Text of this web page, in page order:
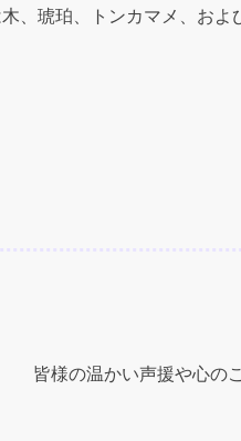
、琥珀、トンカマメ、およ
皆様の温かい声援や心の